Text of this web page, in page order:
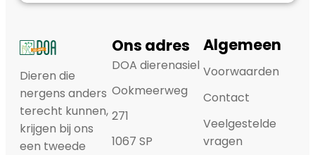
Dieren die
nergens anders
terecht kunnen,
krijgen bij ons
een tweede
Ons adres
DOA dierenasiel
Ookmeerweg
271
1067 SP
Algemeen
Voorwaarden
Contact
Veelgestelde
vragen